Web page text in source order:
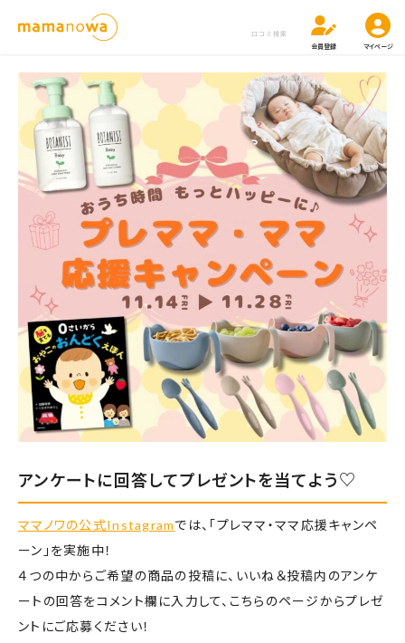
口コミ検索
会員登録
マイページ
アンケートに回答してプレゼントを当てよう♡
ママノワの公式Instagramでは、「プレママ・ママ応援キャンペ
ーン」を実施中！
４つの中からご希望の商品の投稿に、いいね＆投稿内のアンケ
ートの回答をコメント欄に入力して、こちらのページからプレゼ
ントにご応募ください！